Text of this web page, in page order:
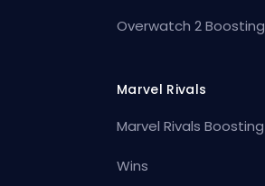
Overwatch 2 Boosting
Marvel Rivals
Marvel Rivals Boosting
Wins